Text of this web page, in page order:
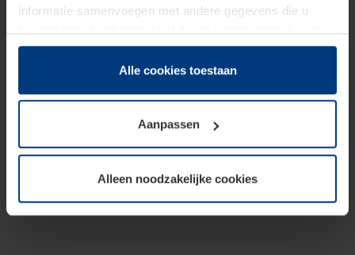
informatie samenvoegen met andere gegevens die u
hun diensten hebben verzameld.
Juridisch hebben wij het recht om cookies op uw
van deze pagina's absoluut vereist is. Voor alle andere
soorten cookies is uw toestemming benodigd. Uw
toestemming kunt u op elk moment bij de uitleg van de
wijzigen of herroepen.
Alle cookies toestaan
Aanpassen
Alleen noodzakelijke cookies